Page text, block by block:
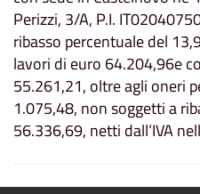
Perizzi, 3/A, P.I.
ribasso percentuale del
lavori di euro 64.204,96e
55.261,21, oltre agli oneri
1.075,48, non soggetti a
56.336,69, netti dall’IVA